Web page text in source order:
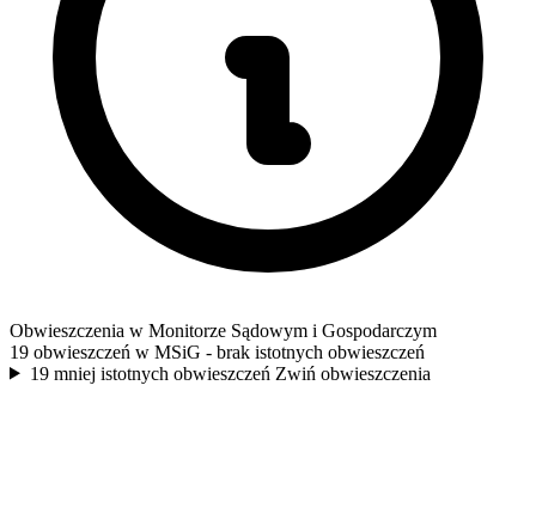
Obwieszczenia w Monitorze Sądowym i Gospodarczym
19 obwieszczeń w MSiG - brak istotnych obwieszczeń
19 mniej istotnych obwieszczeń Zwiń obwieszczenia